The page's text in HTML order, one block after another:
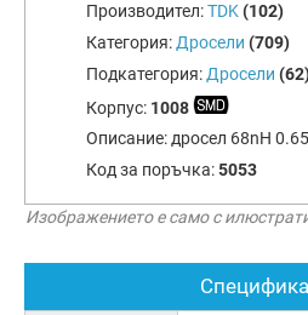
Производител:TDK (102)
Категория: Дросели (709)
Подкатегория: Дросели
Корпус: 1008
Описание:дросел 68nH
Код за поръчка:5053
Изображението е само с